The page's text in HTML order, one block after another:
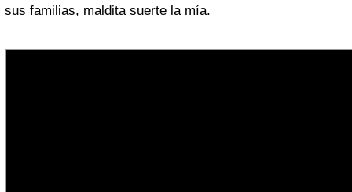
sus familias, maldita suerte la mía.